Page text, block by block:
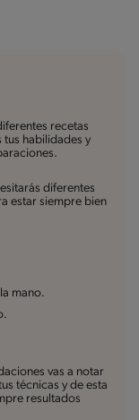
recetas
habilidades y
diferentes
estar siempre bien
mano.
vas a notar
técnicas y de esta
resultados